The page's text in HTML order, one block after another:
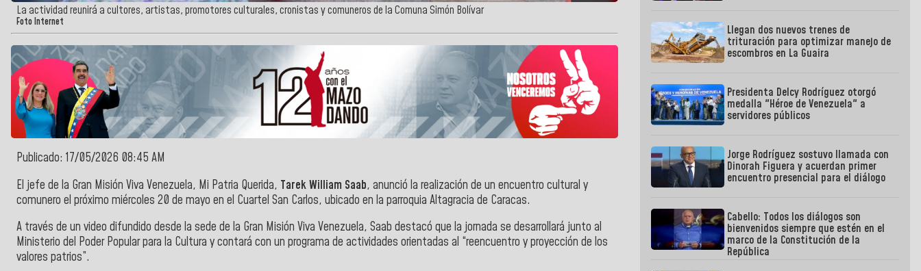
La actividad reunirá a cultores, artistas, promotores culturales, cronistas y comuneros de la Comuna Simón Bolívar
Foto Internet
Publicado: 17/05/2026 08:45 AM
El jefe de la Gran Misión Viva Venezuela, Mi Patria Querida, Tarek William Saab, anunció la realización de un encuentro cultural y
comunero el próximo miércoles 20 de mayo en el Cuartel San Carlos, ubicado en la parroquia Altagracia de Caracas.
A través de un video difundido desde la sede de la Gran Misión Viva Venezuela, Saab destacó que la jornada se desarrollará junto al
Ministerio del Poder Popular para la Cultura y contará con un programa de actividades orientadas al “reencuentro y proyección de los
valores patrios”.
Llegan dos nuevos trenes de
trituración para optimizar manejo de
escombros en La Guaira
Presidenta Delcy Rodríguez otorgó
medalla "Héroe de Venezuela" a
servidores públicos
Jorge Rodríguez sostuvo llamada con
Dinorah Figuera y acuerdan primer
encuentro presencial para el diálogo
Cabello: Todos los diálogos son
bienvenidos siempre que estén en el
marco de la Constitución de la
República